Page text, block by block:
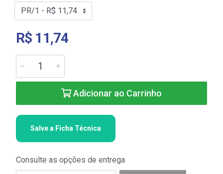
R$ 11,74
Adicionar ao Carrinho
Salve a Ficha Técnica
Consulte as opções de entrega